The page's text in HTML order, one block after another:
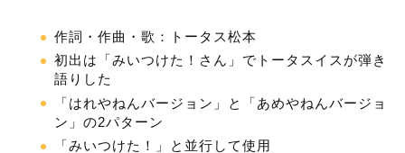
作詞・作曲・歌：トータス松本
初出は「みいつけた！さん」でトータスイスが弾き
語りした
「はれやねんバージョン」と「あめやねんバージョ
ン」の2パターン
「みいつけた！」と並行して使用